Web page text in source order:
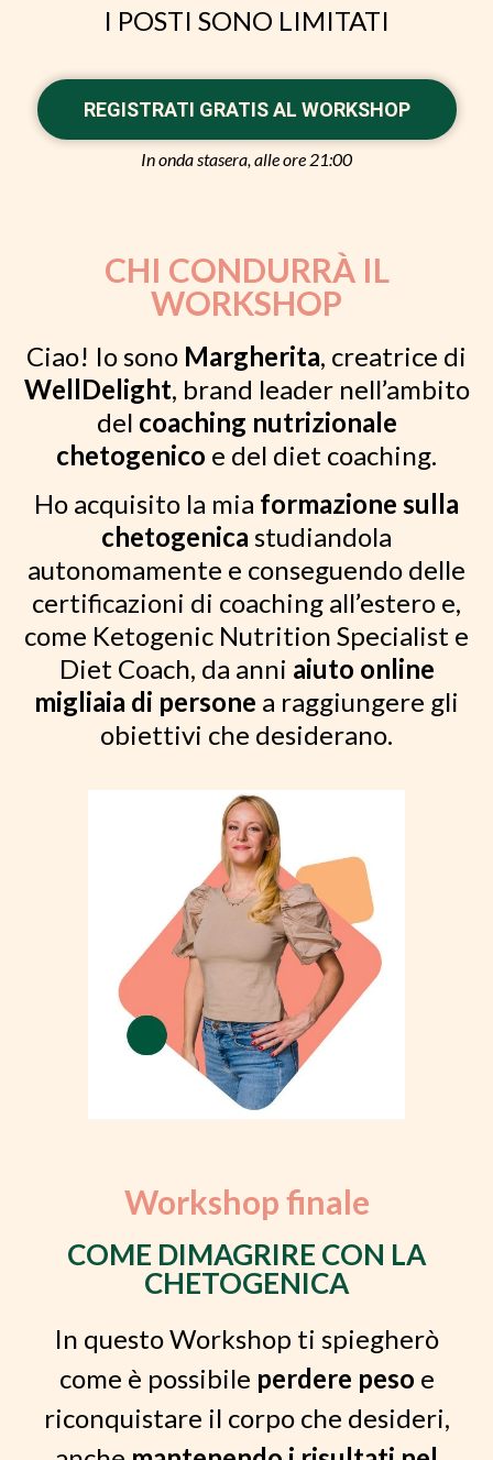
I POSTI SONO LIMITATI
REGISTRATI GRATIS AL WORKSHOP
In onda stasera, alle ore 21:00
CHI CONDURRÀ IL
WORKSHOP
Ciao! Io sono Margherita, creatrice di
WellDelight, brand leader nell’ambito
del coaching nutrizionale
chetogenico e del diet coaching.
Ho acquisito la mia formazione sulla
chetogenica studiandola
autonomamente e conseguendo delle
certificazioni di coaching all’estero e,
come Ketogenic Nutrition Specialist e
Diet Coach, da anni aiuto online
migliaia di persone a raggiungere gli
obiettivi che desiderano.
Workshop finale
COME DIMAGRIRE CON LA
CHETOGENICA
In questo Workshop ti spiegherò
come è possibile perdere peso e
riconquistare il corpo che desideri,